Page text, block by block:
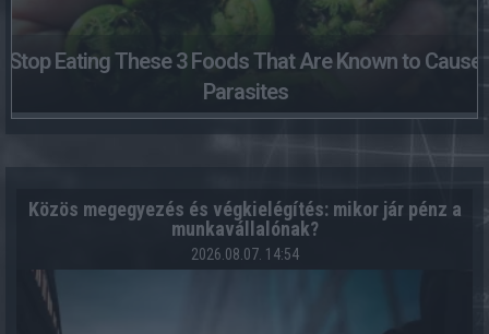
Stop Eating These 3 Foods That Are Known to Cause
Parasites
Közös megegyezés és végkielégítés: mikor jár pénz a
munkavállalónak?
2026.08.07. 14:54